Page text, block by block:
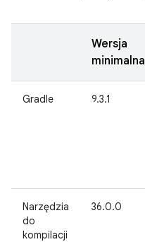
Wersja
minimalna
Gradle 9.3.1
Narzędzia
do
kompilacji
36.0.0